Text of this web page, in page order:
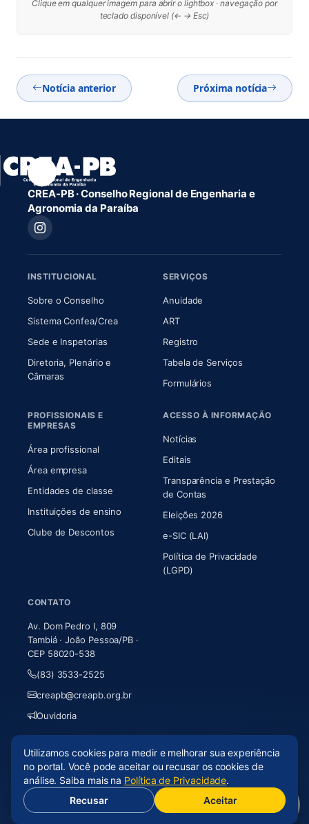
Clique em qualquer imagem para abrir o lightbox · navegação por
teclado disponível (← → Esc)
Notícia anterior Próxima notícia
CREA-PB · Conselho Regional de Engenharia e
Agronomia da Paraíba
INSTITUCIONAL
Sobre o Conselho(abre em nova aba)
Sistema Confea/Crea(abre em nova aba)
Sede e Inspetorias
Diretoria, Plenário e
Câmaras(abre em nova aba)
SERVIÇOS
Anuidade
ART(abre em nova aba)
Registro
Tabela de Serviços
Formulários
PROFISSIONAIS E
EMPRESAS
Área profissional
Área empresa
Entidades de classe
Instituições de ensino
Clube de Descontos
ACESSO À INFORMAÇÃO
Notícias
Editais
Transparência e Prestação
de Contas
Eleições 2026
e-SIC (LAI)
Política de Privacidade
(LGPD)
CONTATO
Av. Dom Pedro I, 809
Tambiá · João Pessoa/PB ·
CEP 58020-538
(83) 3533-2525
creapb@creapb.org.br
Ouvidoria
© 2026 CREA-PB · Todos os direitos reservados
Acessibilidade
Mapa do site· LGPD
Desenvolvido porAxium Analytics(abre em nova aba)
Utilizamos cookies para medir e melhorar sua experiência
no portal. Você pode aceitar ou recusar os cookies de
análise. Saiba mais na Política de Privacidade.
Recusar
Aceitar